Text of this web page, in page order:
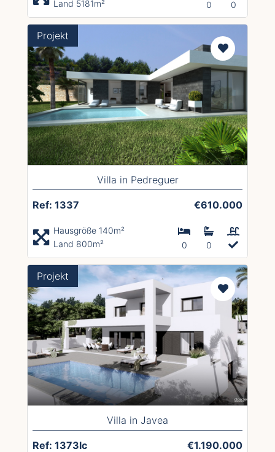
Land 5181m²
0 0
Projekt
Villa in Pedreguer
Ref: 1337 €610.000
Hausgröße 140m²
Land 800m²
0 0
Projekt
Villa in Javea
Ref: 1373lc €1.190.000